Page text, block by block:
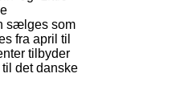
sælges som
fra april til
tilbyder
det danske